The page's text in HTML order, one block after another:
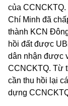
của CCNCKTQ.
Chí Minh đã
thành KCN
hồi đất được
dân nhận được
CCNCKTQ. Từ
cần thu hồi lại
dựng